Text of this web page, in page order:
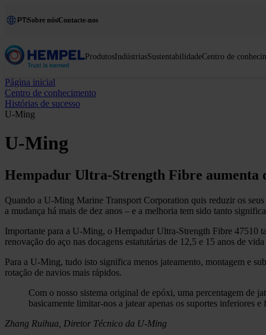
PT Sobre nósContacte-nos
ProdutosIndústriasSustentabilidadeCentro de
Página inicial
Centro de conhecimento
Histórias de sucesso
U-Ming
U-Ming
Hempadur Ultra-Strength Fibre aumenta
Quando a U-Ming Marine Transport Corporation quis reduzir os
a mudança há mais de dez anos – e a melhoria tem sido tanto
Importante para a U-Ming, o Hempadur Ultra-Strength Fibre 47510
renovação do aço nas docagens estatutárias de 12,5 e 15 anos de
Para a U-Ming, tudo isto significa menos jateamento, montagem e
rotação de navios mais rápidos.
Com o nosso sistema original de epóxi, uma percentagem de
basicamente limitar-nos a jatear apenas os suportes inferiores
Zhang Ruihua, Diretor Técnico da U-Ming